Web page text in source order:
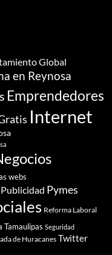
Global
en Reynosa
Emprendedores
Internet
webs
Publicidad Pymes
Reforma Laboral
Tamaulipas Seguridad
de Huracanes Twitter